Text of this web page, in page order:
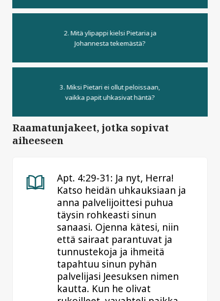
2. Mitä ylipappi kielsi Pietaria ja
Johannesta tekemästä?
3. Miksi Pietari ei ollut peloissaan,
vaikka papit uhkasivat häntä?
Raamatunjakeet, jotka sopivat
aiheeseen
Apt. 4:29-31: Ja nyt, Herra!
Katso heidän uhkauksiaan ja
anna palvelijoittesi puhua
täysin rohkeasti sinun
sanaasi. Ojenna kätesi, niin
että sairaat parantuvat ja
tunnustekoja ja ihmeitä
tapahtuu sinun pyhän
palvelijasi Jeesuksen nimen
kautta. Kun he olivat